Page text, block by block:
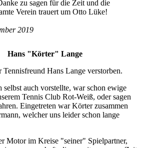
zu sagen für die Zeit und die
Verein trauert um Otto Lüke!
2019
Hans "Körter" Lange
Hans Lange verstorben.
selbst auch vorstellte, war schon ewige
Tennis Club Rot-Weiß, oder sagen
Eingetreten war Körter zusammen
welcher uns leider schon lange
Motor im Kreise "seiner" Spielpartner,